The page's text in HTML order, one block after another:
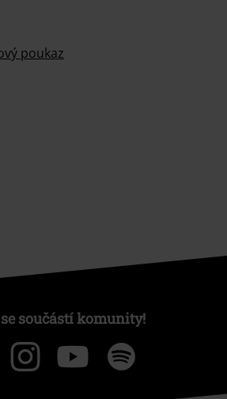
poukaz
součástí komunity!